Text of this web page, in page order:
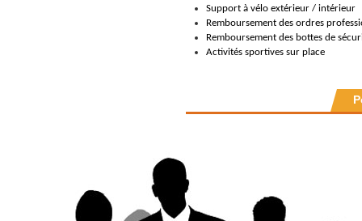
Support à vélo extérieur / intérieur
Remboursement des ordres
Remboursement des bottes de
Activités sportives sur place